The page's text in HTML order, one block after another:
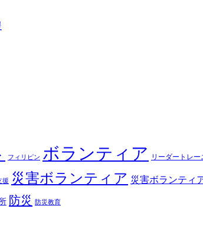
フィリピン ボランティア リーダートレー
援 災害ボランティア 災害ボランティ
防災 防災教育